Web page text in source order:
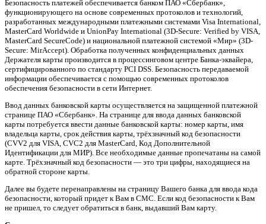
Безопасность платежей обеспечивается банком ПАО «Сбербанк»,
функционирующего на основе современных протоколов и технологий,
разработанных международными платежными системами Visa International,
MasterCard Worldwide и UnionPay International (3D-Secure: Verified by VISA,
MasterCard SecureCode) и национальной платежной системой «Мир» (3D-
Secure: MirAccept). Обработка полученных конфиденциальных данных
Держателя карты производится в процессинговом центре Банка-эквайера,
сертифицированного по стандарту PCI DSS. Безопасность передаваемой
информации обеспечивается с помощью современных протоколов
обеспечения безопасности в сети Интернет.
Ввод данных банковской карты осуществляется на защищенной платежной
странице ПАО «Сбербанк». На странице для ввода данных банковской
карты потребуется ввести данные банковской карты: номер карты, имя
владельца карты, срок действия карты, трёхзначный код безопасности
(CVV2 для VISA, CVC2 для MasterCard, Код Дополнительной
Идентификации для МИР). Все необходимые данные пропечатаны на самой
карте. Трёхзначный код безопасности — это три цифры, находящиеся на
обратной стороне карты.
Далее вы будете перенаправлены на страницу Вашего банка для ввода кода
безопасности, который придет к Вам в СМС. Если код безопасности к Вам
не пришел, то следует обратиться в банк, выдавший Вам карту.